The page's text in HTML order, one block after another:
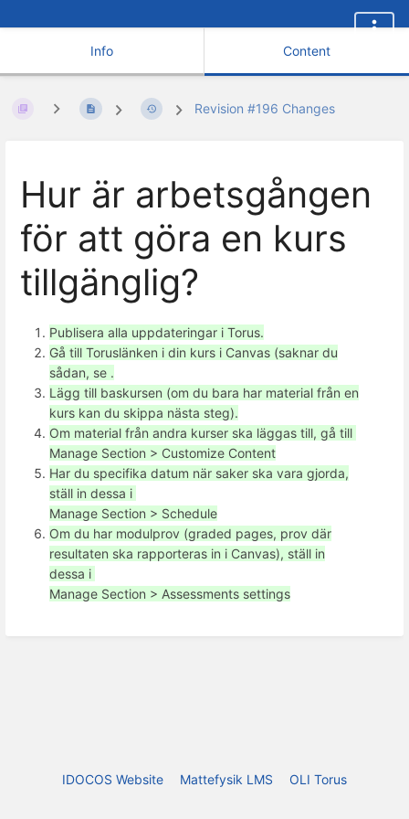
Info Content
Revision #196 Changes
Hur är arbetsgången
för att göra en kurs
tillgänglig?
Publisera alla uppdateringar i Torus.
Gå till Toruslänken i din kurs i Canvas (saknar du
sådan, se .
Lägg till baskursen (om du bara har material från en
kurs kan du skippa nästa steg).
Om material från andra kurser ska läggas till, gå till
Manage Section > Customize Content
Har du specifika datum när saker ska vara gjorda,
ställ in dessa i
Manage Section > Schedule
Om du har modulprov (graded pages, prov där
resultaten ska rapporteras in i Canvas), ställ in
dessa i
Manage Section > Assessments settings
IDOCOS Website Mattefysik LMS OLI Torus